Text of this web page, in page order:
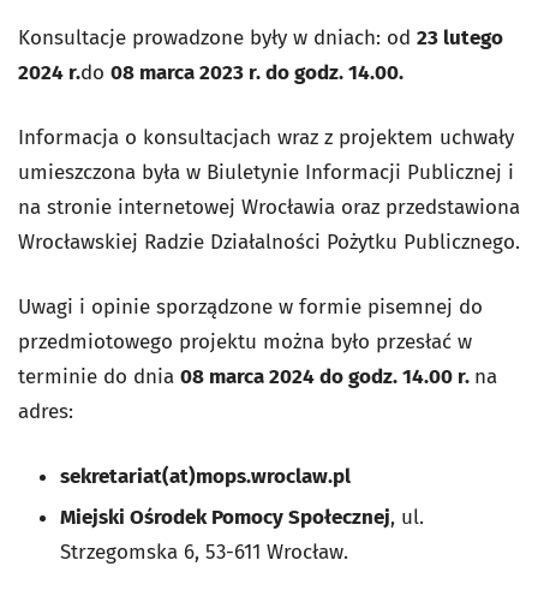
Konsultacje prowadzone były w dniach: od 23 lutego
2024 r.do 08 marca 2023 r.do godz.14.00.
Informacja o konsultacjach wraz z projektem uchwały
umieszczona była w Biuletynie Informacji Publicznej i
na stronie internetowej Wrocławia oraz przedstawiona
Wrocławskiej Radzie Działalności Pożytku Publicznego.
Uwagi i opinie sporządzone w formie pisemnej do
przedmiotowego projektu można było przesłać w
terminie do dnia 08 marca 2024do godz.14.00 r. na
adres:
sekretariat(at)mops.wroclaw.pl
Miejski Ośrodek Pomocy Społecznej, ul.
Strzegomska 6, 53-611 Wrocław.